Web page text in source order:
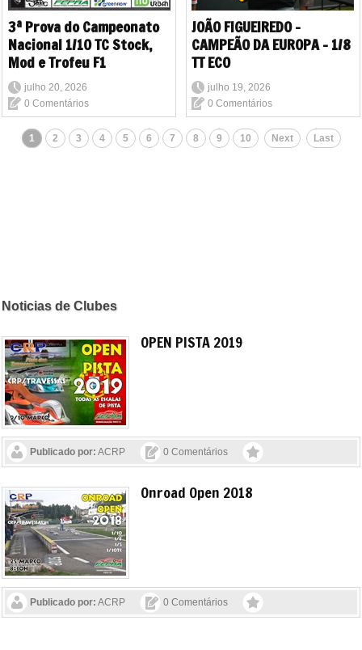
3ª Prova do Campeonato
Nacional 1/10 TC Stock,
Mod e Trofeu F1
julho 20, 2026
0 Comentários
JOÃO FIGUEIREDO -
CAMPEÃO DA EUROPA - 1/8
TT ECO
julho 19, 2026
0 Comentários
1 2 3 4 5 6 7 8 9 10 Next Last
Noticias de Clubes
OPEN PISTA 2019
Publicado por: ACRP 0 Comentários
Onroad Open 2018
Publicado por: ACRP 0 Comentários